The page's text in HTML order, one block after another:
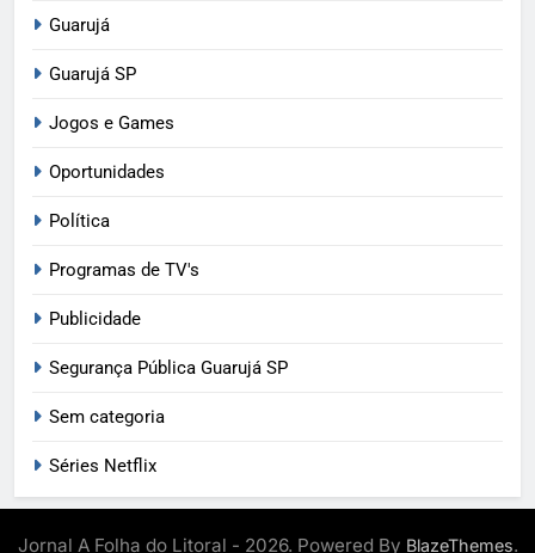
Guarujá
Guarujá SP
Jogos e Games
Oportunidades
Política
Programas de TV's
Publicidade
Segurança Pública Guarujá SP
Sem categoria
Séries Netflix
Jornal A Folha do Litoral - 2026. Powered By BlazeThemes.